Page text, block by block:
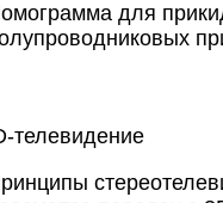
для
телевидение